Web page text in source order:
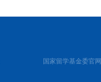
国家留学基金委官网